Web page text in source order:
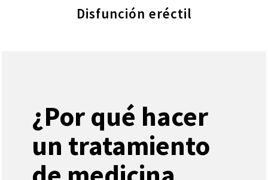
Disfunción eréctil
¿Por qué hacer
un tratamiento